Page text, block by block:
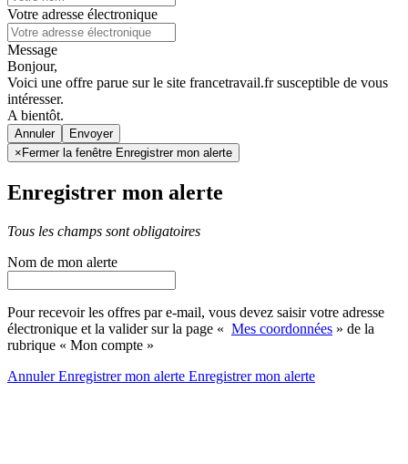
Votre adresse électronique
Message
Bonjour,
Voici une offre parue sur le site francetravail.fr susceptible de vous
intéresser.
A bientôt.
Annuler
× Fermer la fenêtre Enregistrer mon alerte
Enregistrer mon alerte
Tous les champs sont obligatoires
Nom de mon alerte
Pour recevoir les offres par e-mail, vous devez saisir votre adresse
électronique et la valider sur la page « Mes coordonnées » de la
rubrique « Mon compte »
AnnulerEnregistrer mon alerte Enregistrermon alerte